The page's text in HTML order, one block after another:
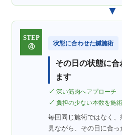
▼
STEP
④
状態に合わせた鍼施術
その日の状態に
ます
深い筋肉へアプローチ
負担の少ない本数を施術
毎回同じ施術ではなく
見ながら、その日に合